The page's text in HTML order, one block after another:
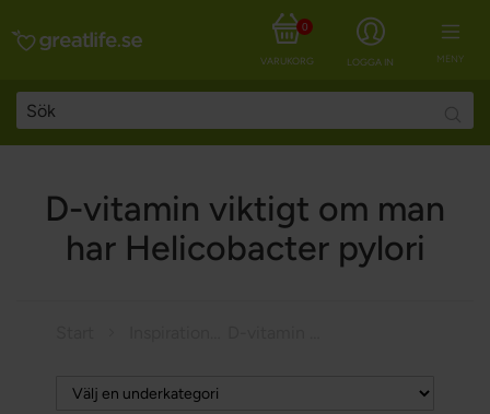
MENY
LOGGA IN
VARUKORG
0
D-vitamin viktigt om man
har Helicobacter pylori